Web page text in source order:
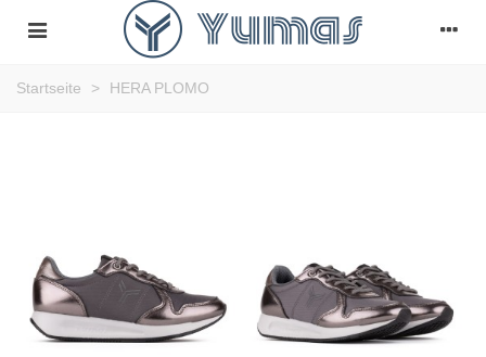
Startseite > HERA PLOMO